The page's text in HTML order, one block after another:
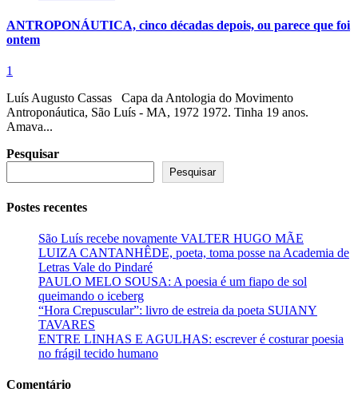
ANTROPONÁUTICA, cinco décadas depois, ou parece que foi
ontem
1
Luís Augusto Cassas Capa da Antologia do Movimento
Antroponáutica, São Luís - MA, 1972 1972. Tinha 19 anos.
Amava...
Pesquisar
Pesquisar
Postes recentes
São Luís recebe novamente VALTER HUGO MÃE
LUIZA CANTANHÊDE, poeta, toma posse na Academia de
Letras Vale do Pindaré
PAULO MELO SOUSA: A poesia é um fiapo de sol
queimando o iceberg
“Hora Crepuscular”: livro de estreia da poeta SUIANY
TAVARES
ENTRE LINHAS E AGULHAS: escrever é costurar poesia
no frágil tecido humano
Comentário